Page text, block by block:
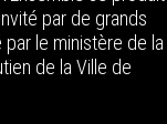
par de grands
par le ministère de la
de la Ville de